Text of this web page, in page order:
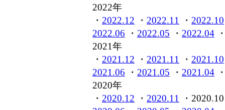
2022年
・ 2022.12 ・ 2022.11 ・ 2022.10
2022.06 ・ 2022.05 ・ 2022.04
2021年
・ 2021.12 ・ 2021.11 ・ 2021.10
2021.06 ・ 2021.05 ・ 2021.04
2020年
・ 2020.12 ・ 2020.11
・